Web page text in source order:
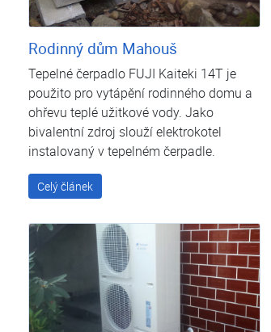
Rodinný dům Mahouš
Tepelné čerpadlo FUJI Kaiteki 14T je
použito pro vytápění rodinného domu a
ohřevu teplé užitkové vody. Jako
bivalentní zdroj slouží elektrokotel
instalovaný v tepelném čerpadle.
Celý článek